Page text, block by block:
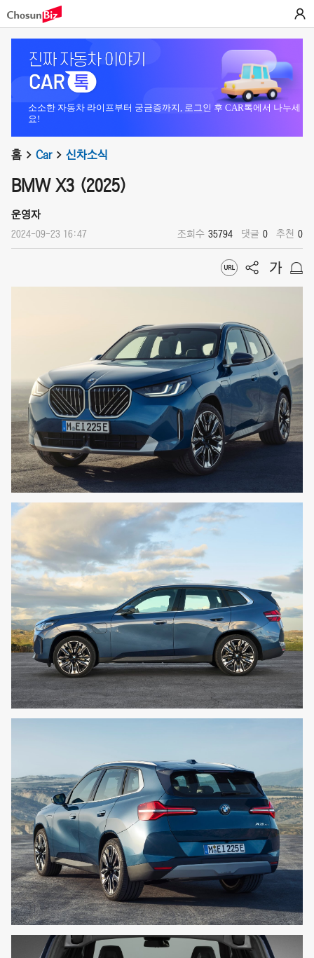
소소한 자동차 라이프부터 궁금증까지, 로그인 후 CAR톡에서 나누세
요!
홈 Car 신차소식
BMW X3 (2025)
운영자
2024-09-23 16:47 조회수 35794 댓글 0 추천 0